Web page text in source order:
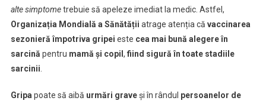
alte simptometrebuie să apeleze imediat la medic. Astfel,
Organizația Mondială a Sănătății atrage atenția că vaccinarea
sezonierăîmpotriva gripei este cea mai bună alegere în
sarcină pentru mamă și copil, fiind sigură în toate stadiile
sarcinii
Gripa poate să aibă urmări graveși în rândul persoanelor de